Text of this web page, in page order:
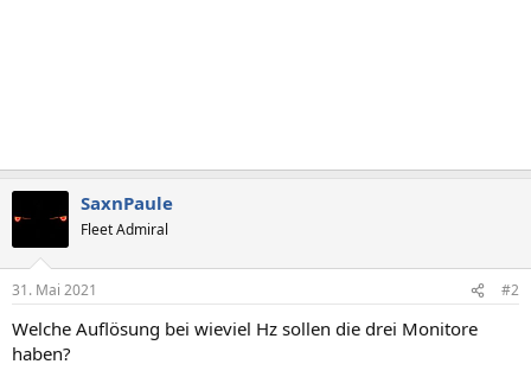
SaxnPaule
Fleet Admiral
31. Mai 2021 #2
Welche Auflösung bei wieviel Hz sollen die drei Monitore
haben?